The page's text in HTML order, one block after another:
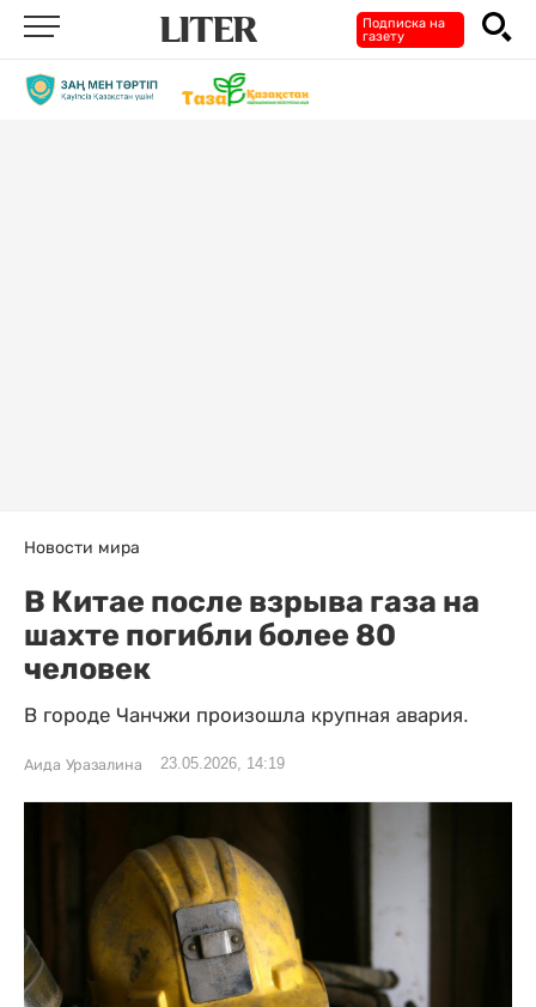
Подписка на
газету
Новости мира
В Китае после взрыва газа на
шахте погибли более 80
человек
В городе Чанчжи произошла крупная авария.
Аида Уразалина 23.05.2026, 14:19